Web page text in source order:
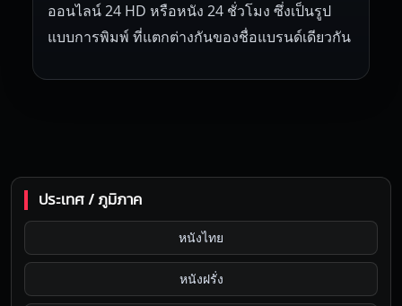
ออนไลน์ 24 HD หรือหนัง 24 ชั่วโมง ซึ่งเป็นรูป
แบบการพิมพ์ ที่แตกต่างกันของชื่อแบรนด์เดียวกัน
ประเทศ / ภูมิภาค
หนังไทย
หนังฝรั่ง